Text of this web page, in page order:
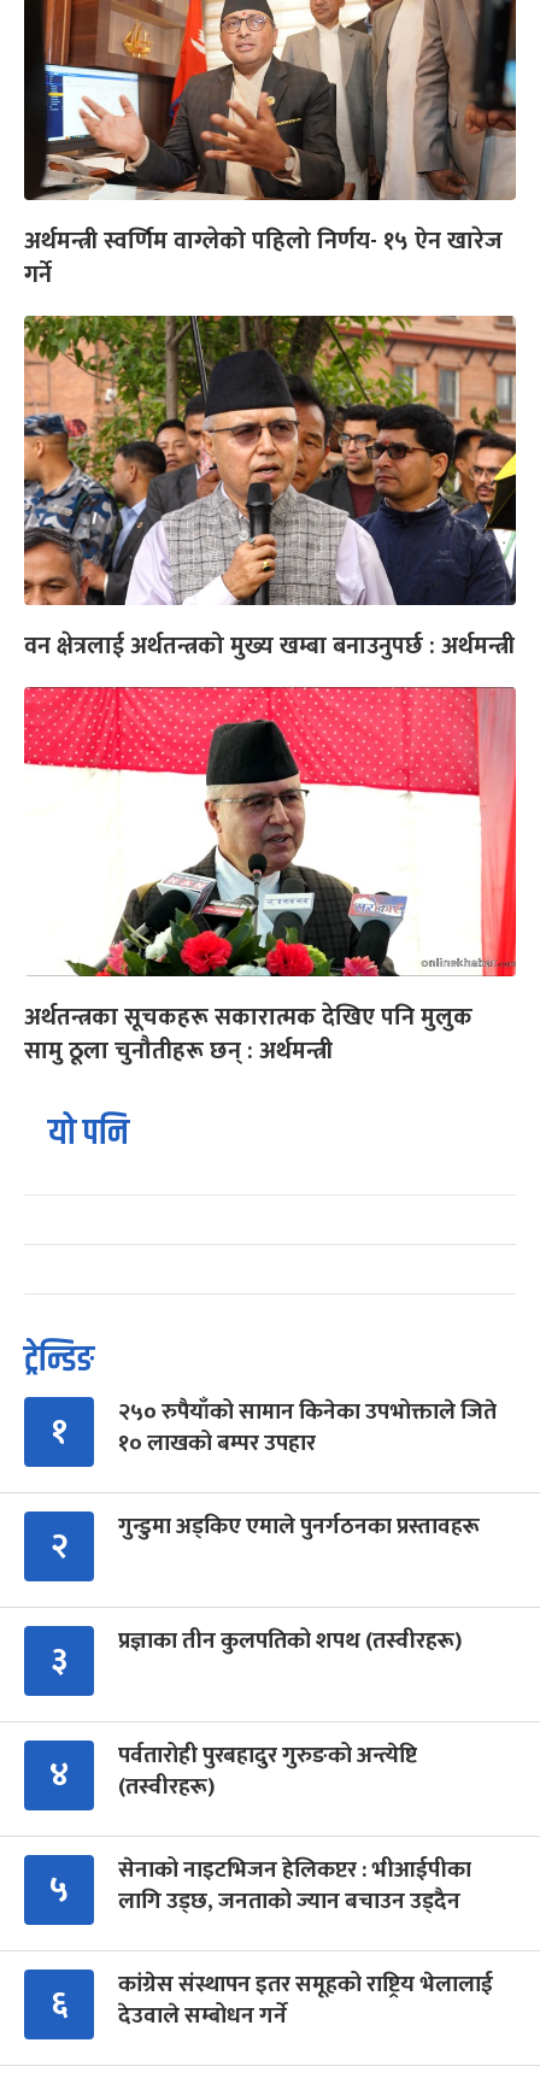
अर्थमन्त्री स्वर्णिम वाग्लेको पहिलो निर्णय- १५ ऐन खारेज
गर्ने
वन क्षेत्रलाई अर्थतन्त्रको मुख्य खम्बा बनाउनुपर्छ : अर्थमन्त्री
अर्थतन्त्रका सूचकहरू सकारात्मक देखिए पनि मुलुक
सामु ठूला चुनौतीहरू छन् : अर्थमन्त्री
यो पनि
ट्रेन्डिङ
१
२५० रुपैयाँको सामान किनेका उपभोक्ताले जिते
१० लाखको बम्पर उपहार
२ गुन्डुमा अड्किए एमाले पुनर्गठनका प्रस्तावहरू
३ प्रज्ञाका तीन कुलपतिको शपथ (तस्वीरहरू)
४
पर्वतारोही पुरबहादुर गुरुङको अन्त्येष्टि
(तस्वीरहरू)
५
सेनाको नाइटभिजन हेलिकप्टर : भीआईपीका
लागि उड्छ, जनताको ज्यान बचाउन उड्दैन
६
कांग्रेस संस्थापन इतर समूहको राष्ट्रिय भेलालाई
देउवाले सम्बोधन गर्ने